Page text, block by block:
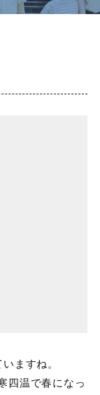
ますね。
四温で春になっ